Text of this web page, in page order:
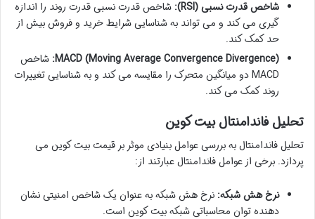
شاخص قدرت نسبی (RSI):
شاخص قدرت نسبی قدرت روند را اندازه
گیری می کند و می تواند به شناسایی شرایط خرید و فروش بیش از
حد کمک کند.
MACD (Moving Average Convergence Divergence): شاخص
MACD دو میانگین متحرک را مقایسه می کند و به شناسایی تغییرات
روند کمک می کند.
تحلیل فاندامنتال بیت کوین
تحلیل فاندامنتال به بررسی عوامل بنیادی موثر بر قیمت بیت کوین می
پردازد. برخی از عوامل فاندامنتال عبارتند از:
نرخ هش شبکه: نرخ هش شبکه به عنوان یک شاخص امنیتی نشان
دهنده توان محاسباتی شبکه بیت کوین است.